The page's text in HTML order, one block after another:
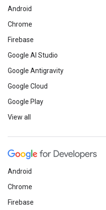
Android
Chrome
Firebase
Google AI Studio
Google Antigravity
Google Cloud
Google Play
View all
Android
Chrome
Firebase